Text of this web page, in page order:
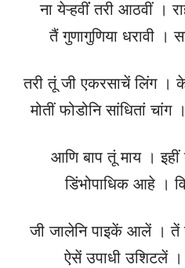
ना येऱ्हवींं तरी आठवीं ।
तैं गुणागुणिया धरावी
तरी तूं जी एकरसाचें लिंग ।
मोतीं फोडोनि सांधितां
आणि बाप तूं माय । इहीं
डिंभोपाधिक आहे ।
जी जालेनि पाइकें आलें । तें
ऐसें उपाधी उशिटलें